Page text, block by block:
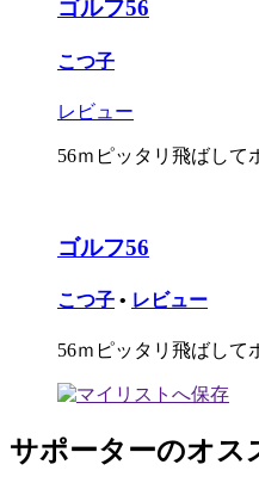
ゴルフ56
こつ子
レビュー
56ｍピッタリ飛ばして
ゴルフ56
こつ子 • レビュー
56ｍピッタリ飛ばして
サポーターのオス